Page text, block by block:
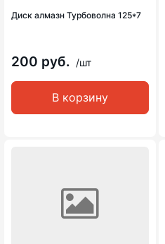
Диск алмазн Турбоволна 125*7
200 руб. /шт
В корзину